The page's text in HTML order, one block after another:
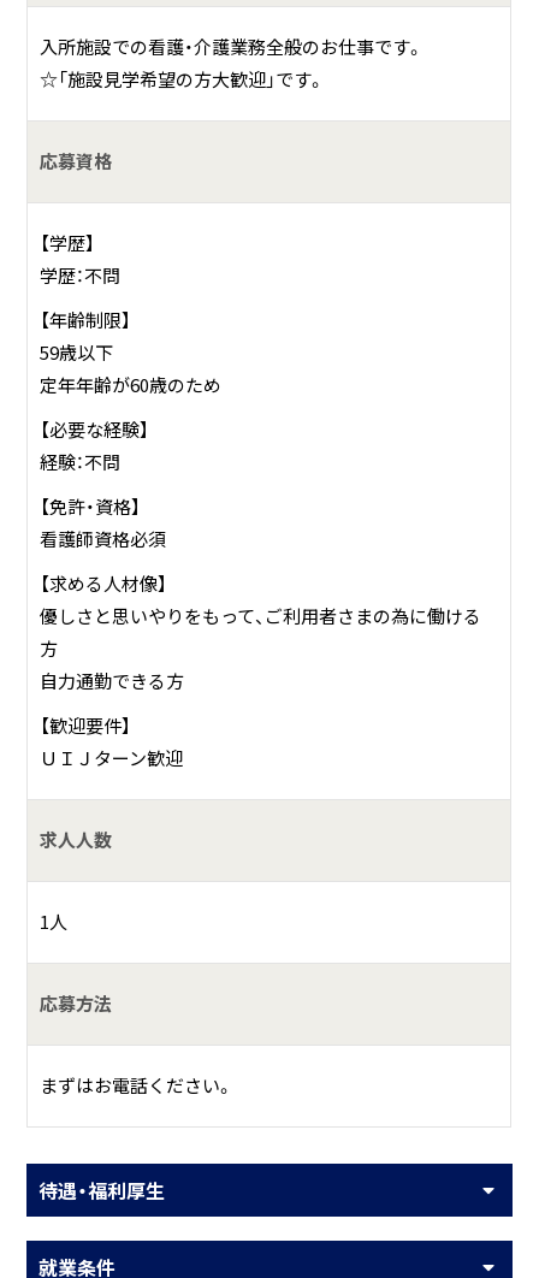
入所施設での看護・介護業務全般のお仕事です。
☆「施設見学希望の方大歓迎」です。
応募資格
【学歴】
学歴：不問
【年齢制限】
59歳以下
定年年齢が60歳のため
【必要な経験】
経験：不問
【免許・資格】
看護師資格必須
【求める人材像】
優しさと思いやりをもって、ご利用者さまの為に働ける
方
自力通勤できる方
【歓迎要件】
ＵＩＪターン歓迎
求人人数
1人
応募方法
まずはお電話ください。
待遇・福利厚生
就業条件